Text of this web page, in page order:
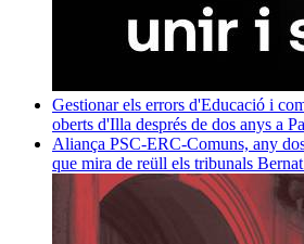
Gestionar els errors d'Educació i
oberts d'Illa després de dos anys a
Aliança PSC-ERC-Comuns, any
que mira de reüll els tribunals